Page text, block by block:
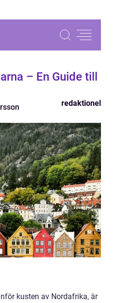
– En Guide till
redaktionel
kusten av Nordafrika, är